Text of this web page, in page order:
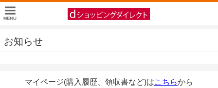
お知らせ
マイページ(購入履歴、領収書など)はこちらから